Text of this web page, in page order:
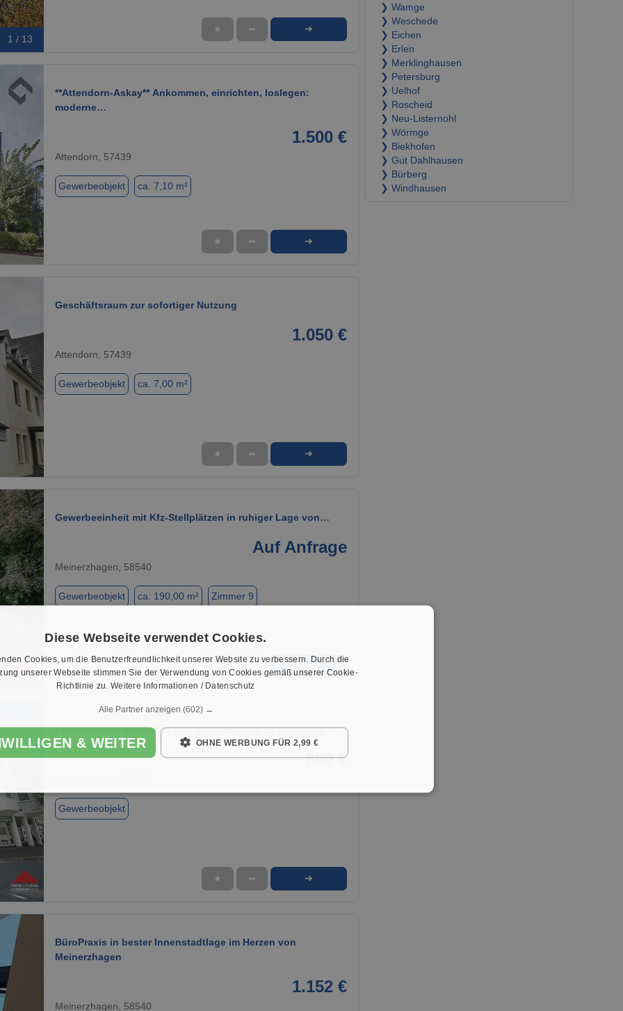
1 / 13
★ ➦ ➜
1 / 2
**Attendorn-Askay** Ankommen, einrichten, loslegen:
moderne…
1.500 €
Attendorn, 57439
Gewerbeobjekt ca. 7,10 m²
★ ➦ ➜
1 / 7
Geschäftsraum zur sofortiger Nutzung
1.050 €
Attendorn, 57439
Gewerbeobjekt ca. 7,00 m²
★ ➦ ➜
1 / 15
Gewerbeeinheit mit Kfz-Stellplätzen in ruhiger Lage von…
Auf Anfrage
Meinerzhagen, 58540
Gewerbeobjekt ca. 190,00 m² Zimmer 9
1 / 3
Ladenlokal in Stadtmitte von Meinerzhagen zu vermieten
600 €
Gewerbeobjekt
★ ➦ ➜
BüroPraxis in bester Innenstadtlage im Herzen von
Meinerzhagen
1.152 €
Meinerzhagen, 58540
❯ Wamge
❯ Weschede
❯ Eichen
❯ Erlen
❯ Merklinghausen
❯ Petersburg
❯ Uelhof
❯ Roscheid
❯ Neu-Listernohl
❯ Wörmge
❯ Biekhofen
❯ Gut Dahlhausen
❯ Bürberg
❯ Windhausen
Diese Webseite verwendet Cookies.
Cookies, um die Benutzerfreundlichkeit unserer Website zu verbessern. Durch die
unserer Webseite stimmen Sie der Verwendung von Cookies gemäß unserer Cookie-
Richtlinie zu. Weitere Informationen / Datenschutz
Alle Partner anzeigen (602) →
& WEITER OHNE WERBUNG FÜR 2,99 €